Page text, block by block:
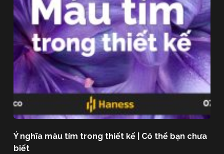
Ý nghĩa màu tím trong thiết kế | Có thể bạn chưa
biết